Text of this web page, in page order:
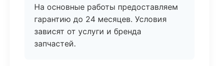
На основные работы предоставляем
гарантию до 24 месяцев. Условия
зависят от услуги и бренда
запчастей.